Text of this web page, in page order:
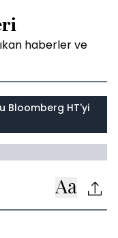
haberler ve
Bloomberg HT'yi